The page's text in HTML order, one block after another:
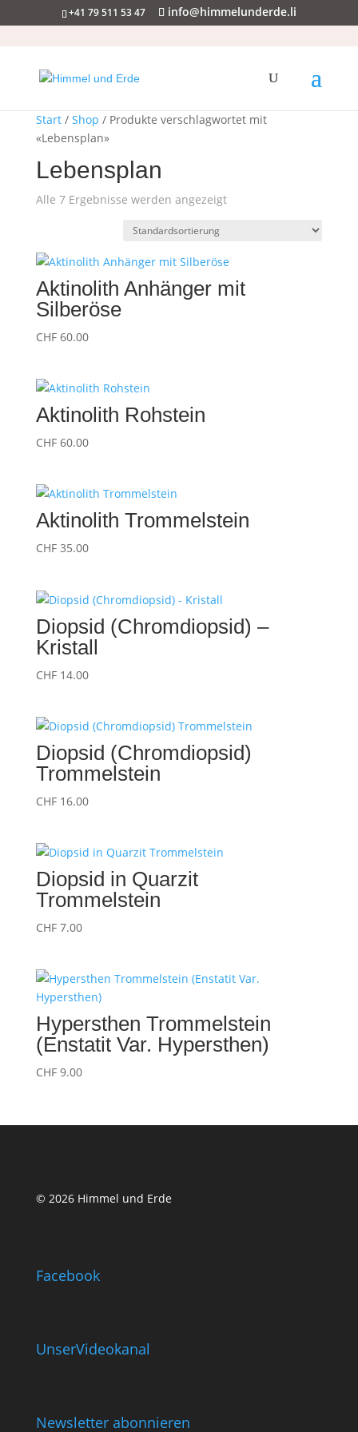
+41 79 511 53 47 info@himmelunderde.li
Start/ Shop / Produkte verschlagwortet mit
«Lebensplan»
Lebensplan
Alle 7 Ergebnisse werden angezeigt
Aktinolith Anhänger mit
Silberöse
CHF60.00
Aktinolith Rohstein
CHF60.00
Aktinolith Trommelstein
CHF35.00
Diopsid (Chromdiopsid) –
Kristall
CHF14.00
Diopsid (Chromdiopsid)
Trommelstein
CHF16.00
Diopsid in Quarzit
Trommelstein
CHF7.00
Hypersthen Trommelstein
(Enstatit Var. Hypersthen)
CHF9.00
© 2026 Himmel und Erde
Facebook
UnserVideokanal
Newsletter abonnieren